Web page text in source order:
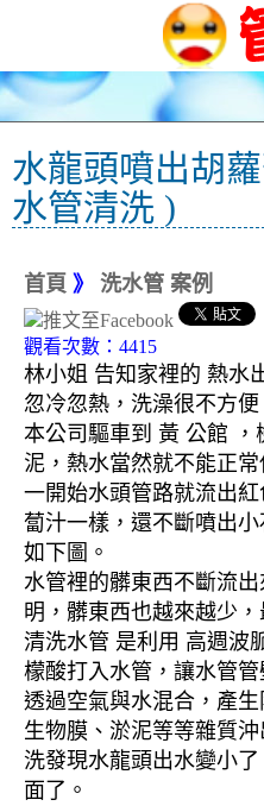
水龍頭噴出胡
水管清洗 )
首頁 》 洗水管 案例
觀看次數：4415
林小姐 告知家裡的 熱水
忽冷忽熱，洗澡很不方便
本公司驅車到 黃 公館
泥，熱水當然就不能正常
一開始水頭管路就流出
蔔汁一樣，還不斷噴出
如下圖。
水管裡的髒東西不斷流
明，髒東西也越來越少
清洗水管 是利用 高週波
檬酸打入水管，讓水管
透過空氣與水混合，產
生物膜、淤泥等等雜質
洗發現水龍頭出水變小
面了。